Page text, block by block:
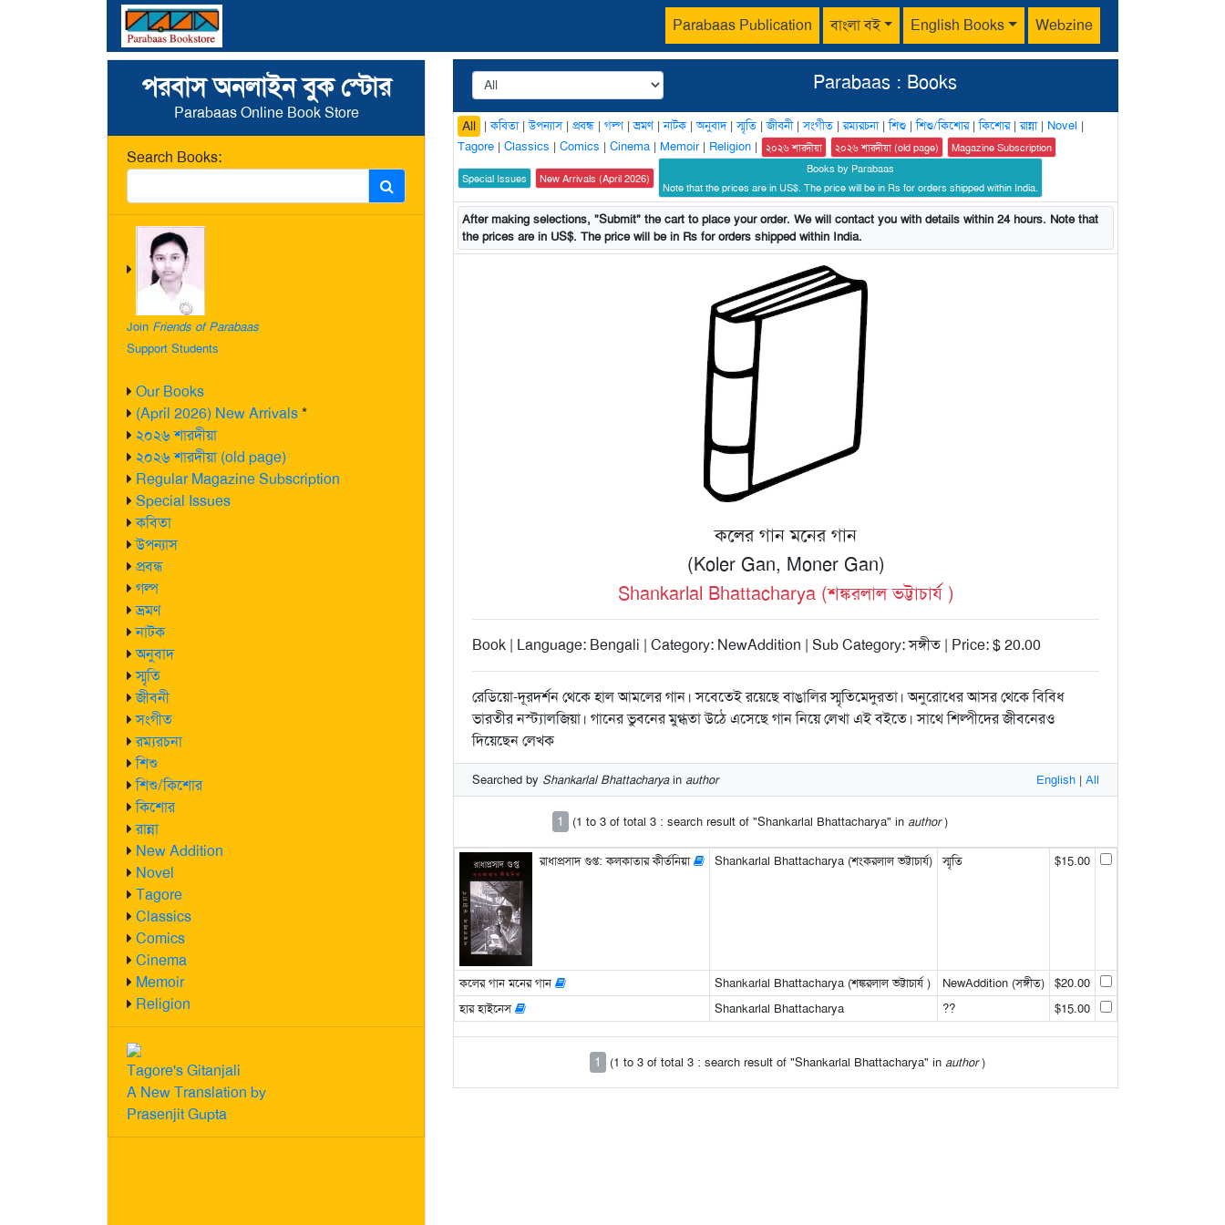
Parabaas Publication বাংলা বই English Books Webzine
পরবাস অনলাইন বুক স্টোর
Parabaas Online Book Store
Search Books:
Join Friends of Parabaas
Support Students
Our Books
(April 2026) New Arrivals*
২০২৬ শারদীয়া
২০২৬ শারদীয়া (old page)
Regular Magazine Subscription
Special Issues
কবিতা
উপন্যাস
প্রবন্ধ
গল্প
ভ্রমণ
নাটক
অনুবাদ
স্মৃতি
জীবনী
সংগীত
রম্যরচনা
শিশু
শিশু/কিশোর
কিশোর
রান্না
New Addition
Novel
Tagore
Classics
Comics
Cinema
Memoir
Religion
Tagore's Gitanjali
A New Translation by
Prasenjit Gupta
Parabaas : Books
All |কবিতা|উপন্যাস| প্রবন্ধ | গল্প |ভ্রমণ|নাটক |অনুবাদ|স্মৃতি |জীবনী|সংগীত |রম্যরচনা|শিশু |শিশু/কিশোর|কিশোর|রান্না| Novel |
Tagore | Classics | Comics | Cinema | Memoir| Religion | ২০২৬ শারদীয়া ২০২৬ শারদীয়া (old page) Magazine Subscription
Special Issues New Arrivals (April 2026)
Books by Parabaas
Note that the prices are in US$. The price will be in Rs for orders shipped within India.
After making selections, "Submit" the cart to place your order. We will contact you with details within 24 hours. Note that
the prices are in US$. The price will be in Rs for orders shipped within India.
কলের গান মনের গান
(Koler Gan, Moner Gan)
Shankarlal Bhattacharya (শঙ্করলাল ভট্টাচার্য )
Book | Language: Bengali | Category: NewAddition | Sub Category: সঙ্গীত | Price: $ 20.00
রেডিয়ো-দূরদর্শন থেকে হাল আমলের গান। সবেতেই রয়েছে বাঙালির স্মৃতিমেদুরতা। অনুরোধের আসর থেকে বিবিধ
ভারতীর নস্ট্যালজিয়া। গানের ভুবনের মুগ্ধতা উঠে এসেছে গান নিয়ে লেখা এই বইতে। সাথে শিল্পীদের জীবনেরও
দিয়েছেন লেখক
Searched by Shankarlal Bhattacharyain author English | All
1 (1 to 3 of total 3 : search result of "Shankarlal Bhattacharya" in author)
রাধাপ্রসাদ গুপ্ত: কলকাতার কীর্তনিয়া Shankarlal Bhattacharya (শংকরলাল ভট্টাচার্য) স্মৃতি $15.00
কলের গান মনের গান Shankarlal Bhattacharya (শঙ্করলাল ভট্টাচার্য ) NewAddition (সঙ্গীত)
$20.00
হার হাইনেস
Shankarlal Bhattacharya ?? $15.00
1 (1 to 3 of total 3 : search result of "Shankarlal Bhattacharya" in author)